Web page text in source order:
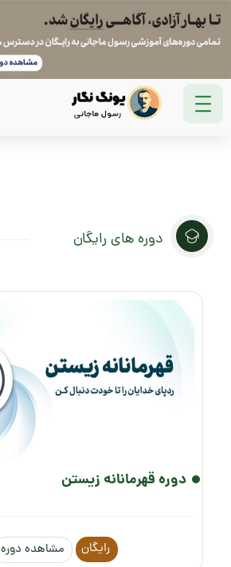
دوره های رایگان
دوره قهرمانانه زیستن
رایگان مشاهده دوره